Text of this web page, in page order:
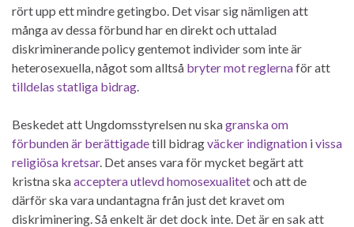
rört upp ett mindre getingbo. Det visar sig nämligen att
många av dessa förbund har en direkt och uttalad
diskriminerande policy gentemot individer som inte är
heterosexuella, något som alltså bryter mot reglernaför att
tilldelas statliga bidrag.
Beskedet att Ungdomsstyrelsen nu skagranska om
förbunden är berättigadetill bidragväcker indignation ivissa
religiösa kretsar. Det anses vara för mycket begärt att
kristna skaacceptera utlevd homosexualitetoch att de
därför ska vara undantagna från just det kravet om
diskriminering. Så enkelt är det dock inte. Det är en sak att